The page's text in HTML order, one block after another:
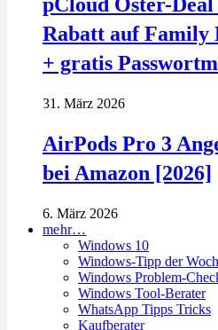
pCloud Oster-
Rabatt auf Family
+ gratis
31. März 2026
AirPods Pro 3
bei Amazon [2026]
6. März 2026
mehr…
Windows 10
Windows-Tipp der
Windows Problem-
Windows Tool-Berater
WhatsApp Tipps Tricks
Kaufberater